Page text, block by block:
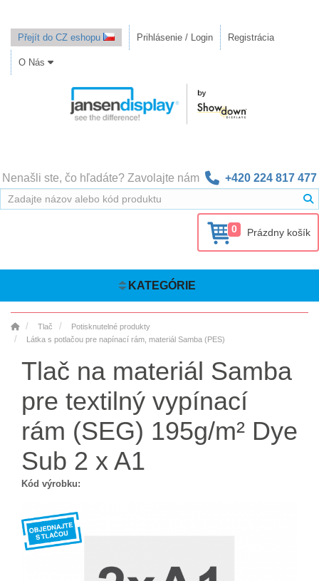
Přejít do CZ eshopu Prihlásenie / Login Registrácia
O Nás
Nenašli ste, čo hľadáte? Zavolajte nám +420 224 817 477
0 Prázdny košík
KATEGÓRIE
Tlač
Potisknutelné produkty
Látka s potlačou pre napínací rám, materiál Samba (PES)
Tlač na materiál Samba
pre textilný vypínací
rám (SEG) 195g/m² Dye
Sub 2 x A1
Kód výrobku: